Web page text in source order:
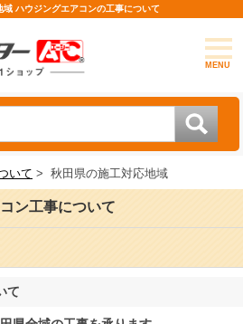
域 ハウジングエアコンの工事について
MENU
いて > 秋田県の施工対応地域
ン工事について
て